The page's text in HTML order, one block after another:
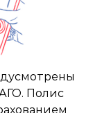
Полис